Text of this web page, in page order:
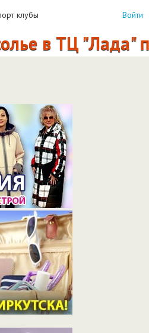
клубы
в ТЦ "Лада"
Войти